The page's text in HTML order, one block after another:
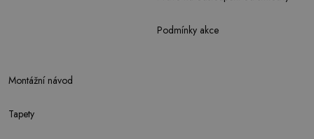
Montážní návod
Tapety
Podmínky akce